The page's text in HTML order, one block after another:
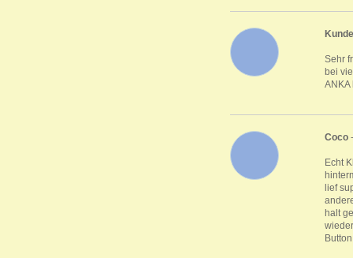
Kunde
Sehr
bei
ANKA
Coco
Echt
lief
halt